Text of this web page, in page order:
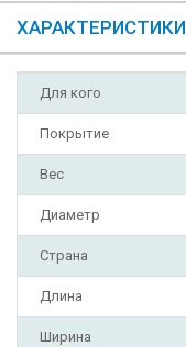
ХАРАКТЕРИСТИКИ
Для кого
Покрытие
Вес
Диаметр
Страна
Длина
Ширина